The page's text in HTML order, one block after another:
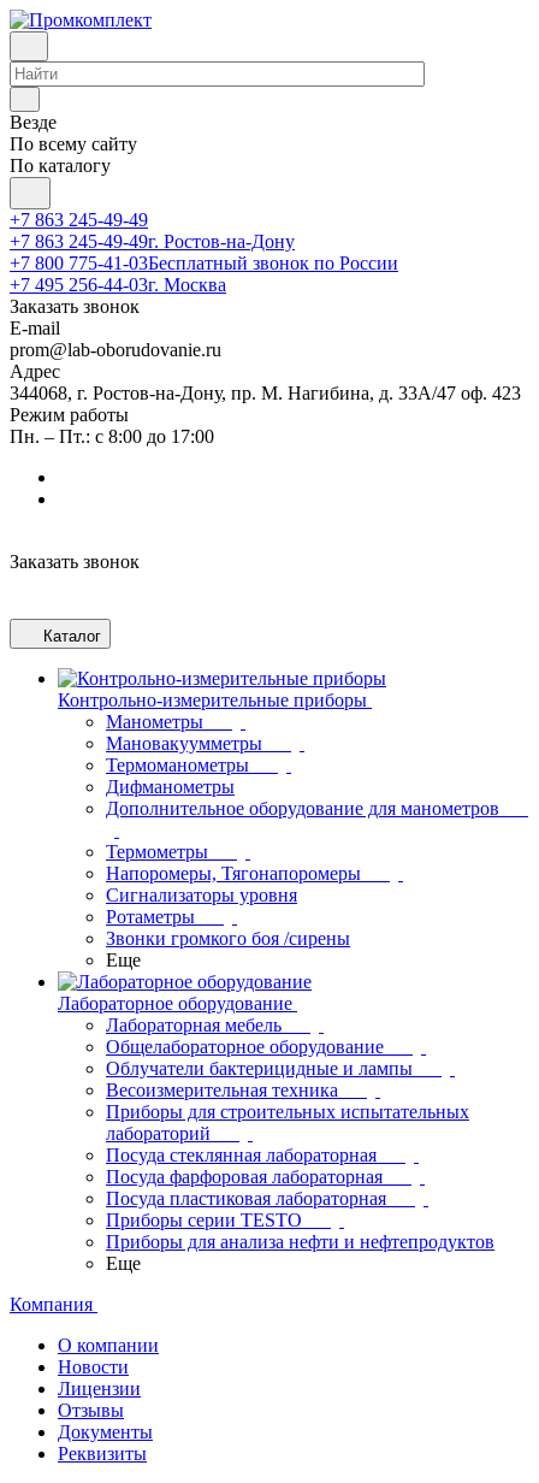
Везде
По всему сайту
По каталогу
+7 863 245-49-49
+7 863 245-49-49г. Ростов-на-Дону
+7 800 775-41-03Бесплатный звонок по России
+7 495 256-44-03г. Москва
Заказать звонок
E-mail
prom@lab-oborudovanie.ru
Адрес
344068, г. Ростов-на-Дону, пр. М. Нагибина, д. 33А/47 оф. 423
Режим работы
Пн. – Пт.: с 8:00 до 17:00
Заказать звонок
Каталог
Контрольно-измерительные приборы
Манометры
Мановакуумметры
Термоманометры
Дифманометры
Дополнительное оборудование для манометров
Термометры
Напоромеры, Тягонапоромеры
Сигнализаторы уровня
Ротаметры
Звонки громкого боя /сирены
Еще
Лабораторное оборудование
Лабораторная мебель
Общелабораторное оборудование
Облучатели бактерицидные и лампы
Весоизмерительная техника
Приборы для строительных испытательных
лабораторий
Посуда стеклянная лабораторная
Посуда фарфоровая лабораторная
Посуда пластиковая лабораторная
Приборы серии TESTO
Приборы для анализа нефти и нефтепродуктов
Еще
Компания
О компании
Новости
Лицензии
Отзывы
Документы
Реквизиты